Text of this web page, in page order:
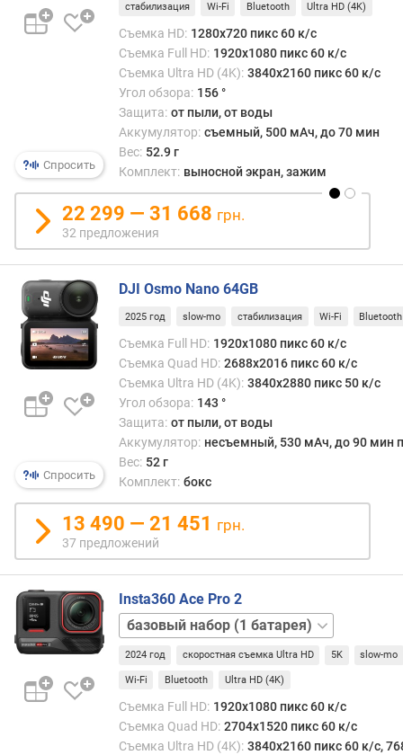
а
я
(
s
l
o
w
-
m
o
)
(
к
с
)
г
о
л
о
б
з
р
(
°
)
Спросить
стабилизация Wi-Fi Bluetooth Ultra HD (4K)
Съемка HD: 1280x720 пикс 60 к/с
Съемка Full HD: 1920x1080 пикс 60 к/с
Съемка Ultra HD (4K): 3840x2160 пикс 60 к/с
Угол обзора: 156 °
Защита: от пыли, от воды
Аккумулятор: съемный, 500 мАч, до 70 мин
Вес: 52.9 г
Комплект: выносной экран, зажим
22 299 — 31 668 грн.
32 предложения
Спросить
DJI Osmo Nano 64GB
2025 год slow-mo стабилизация Wi-Fi Bluetooth
Съемка Full HD: 1920x1080 пикс 60 к/с
Съемка Quad HD: 2688x2016 пикс 60 к/с
Съемка Ultra HD (4K): 3840x2880 пикс 50 к/с
Угол обзора: 143 °
Защита: от пыли, от воды
Аккумулятор: несъемный, 530 мАч, до 90 мин
Вес: 52 г
Комплект: бокс
13 490 — 21 451 грн.
37 предложений
Insta360 Ace Pro 2
базовый
набор
(2
батареи)
2024 год скоростная съемка Ultra HD 5K slow-mo
Wi-Fi Bluetooth Ultra HD (4K)
Съемка Full HD: 1920x1080 пикс 60 к/с
Съемка Quad HD: 2704x1520 пикс 60 к/с
Съемка Ultra HD (4K): 3840x2160 пикс 60 к/с,